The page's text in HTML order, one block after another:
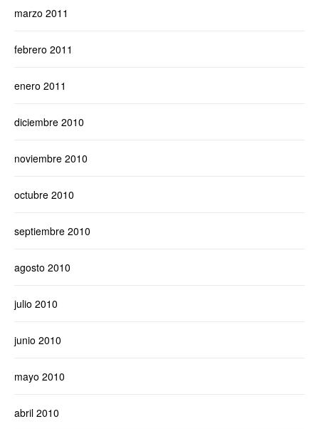
marzo 2011
febrero 2011
enero 2011
diciembre 2010
noviembre 2010
octubre 2010
septiembre 2010
agosto 2010
julio 2010
junio 2010
mayo 2010
abril 2010